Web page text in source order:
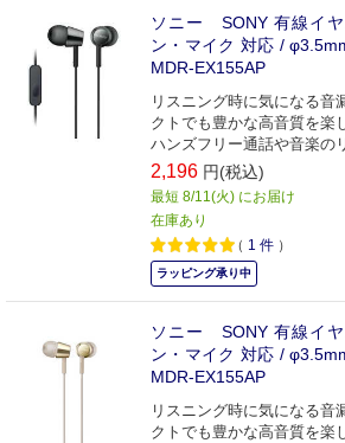
ソニー SONY 有線イ
ン・マイク 対応 /
MDR-EX155AP
リスニング時に気になる音
クトでも豊かな高音質を楽
ハンズフリー通話や音楽の
2,196 円(税込)
最短 8/11(火) にお届け
在庫あり
（ 1 件 ）
ラッピング承り中
ソニー SONY 有線イ
ン・マイク 対応 /
MDR-EX155AP
リスニング時に気になる音
クトでも豊かな高音質を楽